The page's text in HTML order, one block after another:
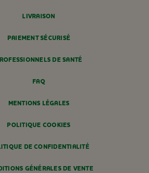
LIVRAISON
PAIEMENT SÉCURISÉ
DE SANTÉ
FAQ
MENTIONS LÉGALES
POLITIQUE COOKIES
DE CONFIDENTIALITÉ
GÉNÉRALES DE VENTE